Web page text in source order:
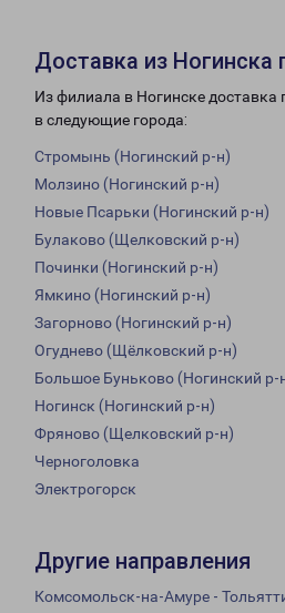
Доставка из Ногинска
Из филиала в Ногинске доставка
в следующие города:
Стромынь (Ногинский р-н)
Молзино (Ногинский р-н)
Новые Псарьки (Ногинский р-н)
Булаково (Щелковский р-н)
Починки (Ногинский р-н)
Ямкино (Ногинский р-н)
Загорново (Ногинский р-н)
Огуднево (Щёлковский р-н)
Большое Буньково (Ногинский р-
Ногинск (Ногинский р-н)
Фряново (Щелковский р-н)
Черноголовка
Электрогорск
Другие направления
Комсомольск-на-Амуре -